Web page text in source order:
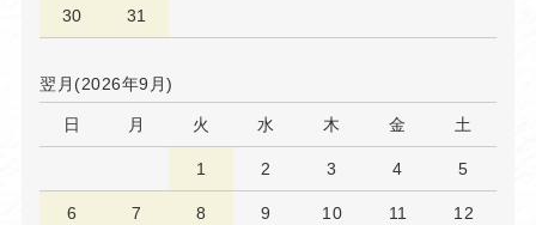
30 31
翌月(2026年9月)
日 月 火 水 木 金 土
1 2 3 4 5
6 7 8 9 10 11 12